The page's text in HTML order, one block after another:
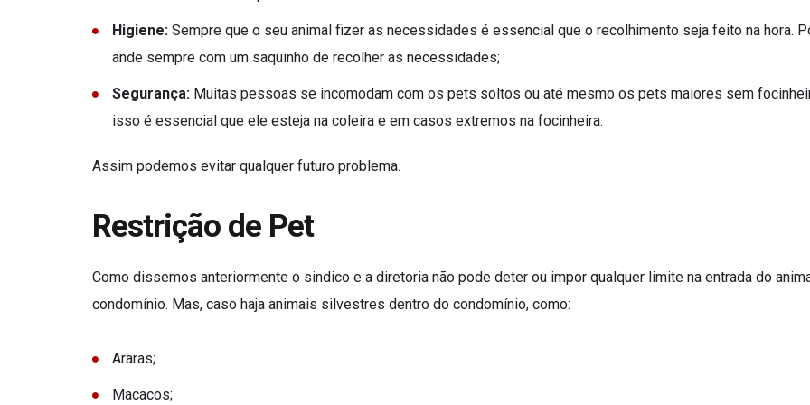
Higiene: Sempre que o seu animal fizer as necessidades é essencial que o recolhimento seja feito na hora.
ande sempre com um saquinho de recolher as necessidades;
Segurança: Muitas pessoas se incomodam com os pets soltos ou até mesmo os pets maiores sem
isso é essencial que ele esteja na coleira e em casos extremos na focinheira.
Assim podemos evitar qualquer futuro problema.
Restrição de Pet
Como dissemos anteriormente o sindico e a diretoria não pode deter ou impor qualquer limite na entrada do
condomínio. Mas, caso haja animais silvestres dentro do condomínio, como:
Araras;
Macacos;